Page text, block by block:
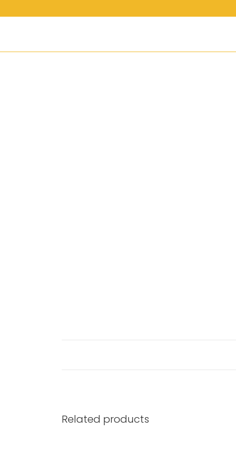
Related products